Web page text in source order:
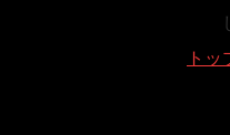
ト